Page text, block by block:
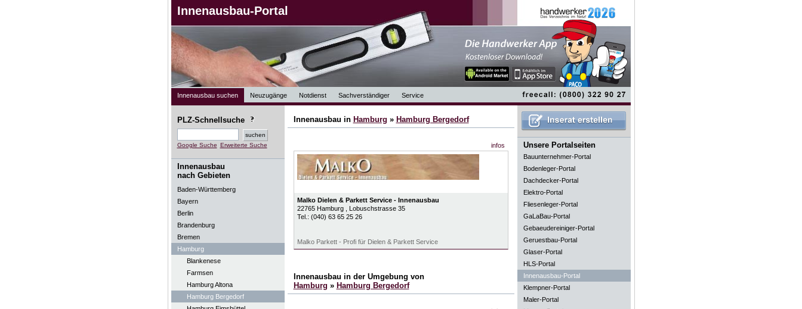
Innenausbau-Portal
Innenausbau suchen Neuzugänge Notdienst Sachverständiger Service
PLZ-Schnellsuche
Google Suche Erweiterte Suche
Innenausbau
nach Gebieten
Baden-Württemberg
Bayern
Berlin
Brandenburg
Bremen
Hamburg
Blankenese
Farmsen
Hamburg Altona
Hamburg Bergedorf
Innenausbau in Hamburg » Hamburg Bergedorf
infos
Malko Dielen & Parkett Service - Innenausbau
22765 Hamburg
, Lobuschstrasse 35
Tel.: (040) 63 65 25 26
Malko Parkett - Profi für Dielen & Parkett Service
Innenausbau in der Umgebung von
Hamburg » Hamburg Bergedorf
Unsere Portalseiten
Bauunternehmer-Portal
Bodenleger-Portal
Dachdecker-Portal
Elektro-Portal
Fliesenleger-Portal
GaLaBau-Portal
Gebaeudereiniger-Portal
Geruestbau-Portal
Glaser-Portal
HLS-Portal
Innenausbau-Portal
Klempner-Portal
Maler-Portal